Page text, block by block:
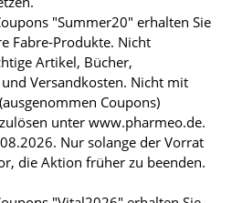
"Summer20" erhalten Sie
Fabre-Produkte. Nicht
Artikel, Bücher,
Versandkosten. Nicht mit
Coupons)
unter www.pharmeo.de.
Nur solange der Vorrat
die Aktion früher zu beenden.